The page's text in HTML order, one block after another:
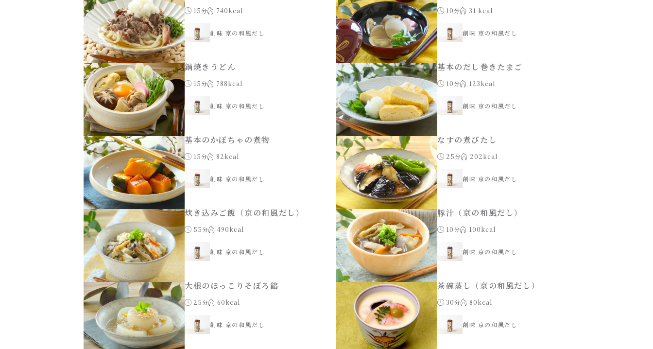
15分 740kcal
創味 京の和風だし
10分 31 kcal
創味 京の和風だし
鍋焼きうどん
15分 788kcal
創味 京の和風だし
基本のだし巻きたまご
10分 123kcal
創味 京の和風だし
基本のかぼちゃの煮物
15分 82kcal
創味 京の和風だし
なすの煮びたし
25分 202kcal
創味 京の和風だし
炊き込みご飯（京の和風だし）
55分 490kcal
創味 京の和風だし
豚汁（京の和風だし）
10分 100kcal
創味 京の和風だし
大根のほっこりそぼろ餡
25分 60kcal
創味 京の和風だし
茶碗蒸し（京の和風だし）
30分 80kcal
創味 京の和風だし